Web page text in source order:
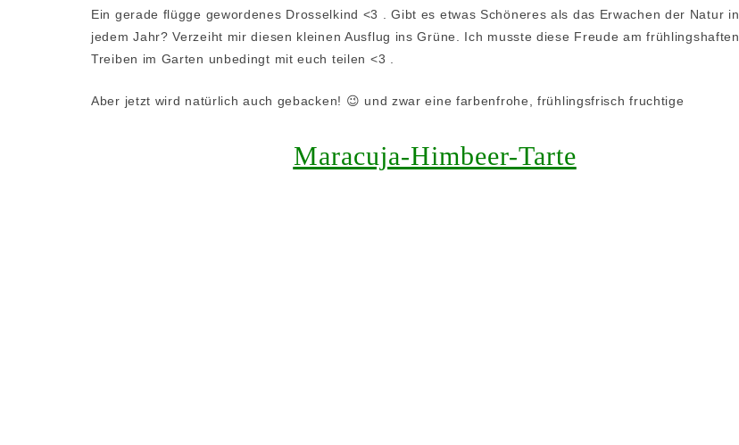
Ein gerade flügge gewordenes Drosselkind <3 . Gibt es etwas Schöneres als das Erwachen der Natur in
jedem Jahr? Verzeiht mir diesen kleinen Ausflug ins Grüne. Ich musste diese Freude am frühlingshaften
Treiben im Garten unbedingt mit euch teilen <3 .
Aber jetzt wird natürlich auch gebacken! 😉 und zwar eine farbenfrohe, frühlingsfrisch fruchtige
Maracuja-Himbeer-Tarte